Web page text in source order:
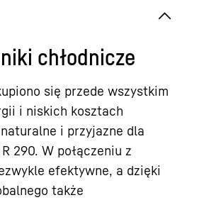
chłodnicze
się przede wszystkim
i niskich kosztach
i przyjazne dla
290. W połączeniu z
efektywne, a dzięki
także